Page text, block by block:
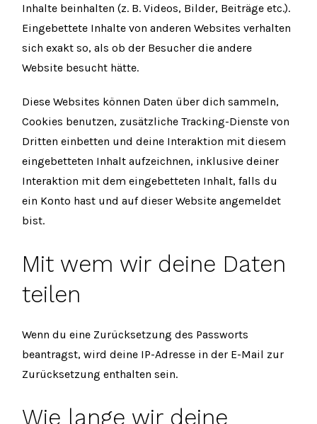
Inhalte beinhalten (z. B. Videos, Bilder, Beiträge etc.).
Eingebettete Inhalte von anderen Websites verhalten
sich exakt so, als ob der Besucher die andere
Website besucht hätte.
Diese Websites können Daten über dich sammeln,
Cookies benutzen, zusätzliche Tracking-Dienste von
Dritten einbetten und deine Interaktion mit diesem
eingebetteten Inhalt aufzeichnen, inklusive deiner
Interaktion mit dem eingebetteten Inhalt, falls du
ein Konto hast und auf dieser Website angemeldet
bist.
Mit wem wir deine Daten
teilen
Wenn du eine Zurücksetzung des Passworts
beantragst, wird deine IP-Adresse in der E-Mail zur
Zurücksetzung enthalten sein.
Wie lange wir deine